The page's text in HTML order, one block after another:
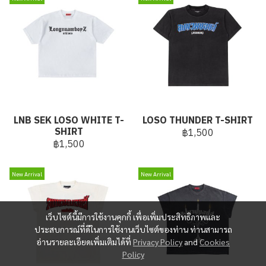
LNB SEK LOSO WHITE T-
SHIRT
฿1,500
LOSO THUNDER T-SHIRT
฿1,500
New Arrival New Arrival
เว็บไซต์นี้มีการใช้งานคุกกี้ เพื่อเพิ่มประสิทธิภาพและ
ประสบการณ์ที่ดีในการใช้งานเว็บไซต์ของท่าน ท่านสามารถ
อ่านรายละเอียดเพิ่มเติมได้ที่ Privacy Policy andCookies
Policy